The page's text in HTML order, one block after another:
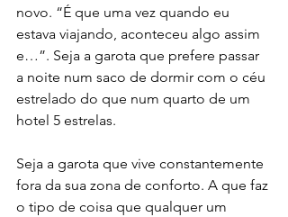
novo. “É que uma vez quando eu
estava viajando, aconteceu algo assim
e…”. Seja a garota que prefere passar
a noite num saco de dormir com o céu
estrelado do que num quarto de um
hotel 5 estrelas.
Seja a garota que vive constantemente
fora da sua zona de conforto. A que faz
o tipo de coisa que qualquer um